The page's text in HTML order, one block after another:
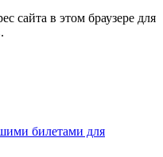
сайта в этом браузере для